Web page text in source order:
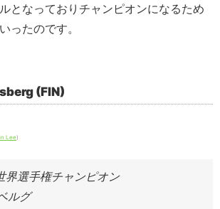
となっておりチャンピオンになるため
ったのです。
(FIN)
Lee)
界選手権チャンピオン
ルグ